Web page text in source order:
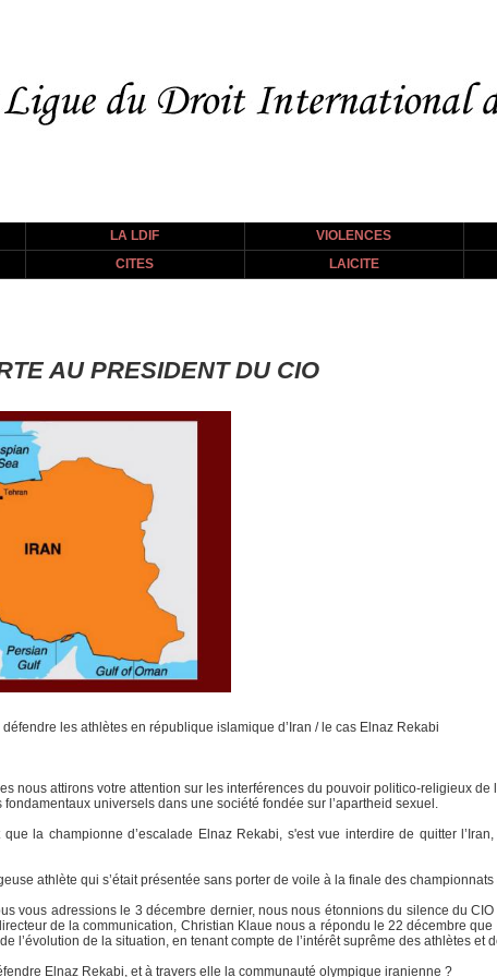
LA LDIF VIOLENCES
CITES LAICITE
AU PRESIDENT DU CIO
défendre les athlètes en république islamique d’Iran / le cas Elnaz Rekabi
nous attirons votre attention sur les interférences du pouvoir politico-religieux
universels dans une société fondée sur l’apartheid sexuel.
la championne d’escalade Elnaz Rekabi, s'est vue interdire de quitter
athlète qui s’était présentée sans porter de voile à la finale des
vous adressions le 3 décembre dernier, nous nous étonnions du silence du
de la communication, Christian Klaue nous a répondu le 22 décembre
l’évolution de la situation, en tenant compte de l’intérêt suprême des athlètes et
Elnaz Rekabi, et à travers elle la communauté olympique iranienne ?